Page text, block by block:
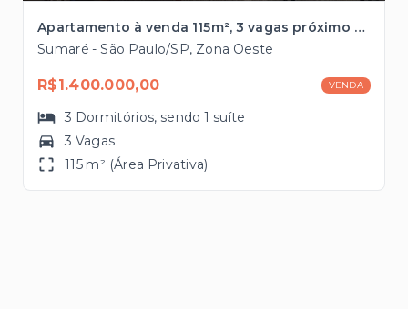
Apartamento à venda 115m², 3 vagas próximo à Estação Vila Madalena
Sumaré - São Paulo/SP, Zona Oeste
R$1.400.000,00 VENDA
3 Dormitórios, sendo1 suíte
3 Vagas
115 m² (Área Privativa)